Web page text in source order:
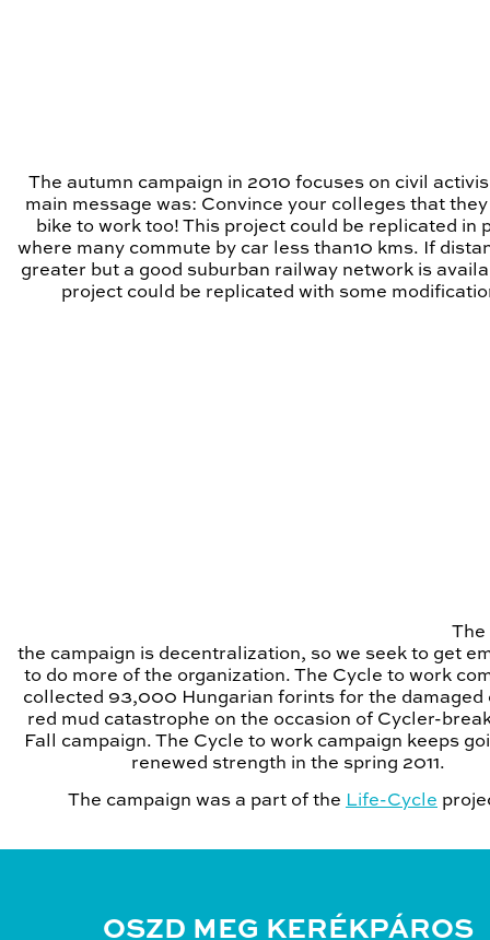
The autumn campaign in 2010 focuses on civil
main message was: Convince your colleges that
bike to work too! This project could be replicated in
where many commute by car less than10 kms. If
greater but a good suburban railway network is
project could be replicated with some
The
the campaign is decentralization, so we seek to get
to do more of the organization. The Cycle to work
collected 93,000 Hungarian forints for the damaged
red mud catastrophe on the occasion of Cycler-
Fall campaign. The Cycle to work campaign keeps
renewed strength in the spring 2011.
The campaign was a part of the Life-Cycle
OSZD MEG KERÉKPÁROS